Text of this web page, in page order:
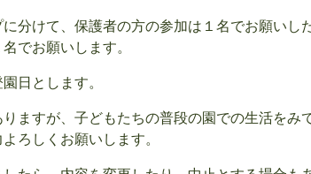
分けて、保護者の方の参加は１名でお願いし
でお願いします。
日とします。
ますが、子どもたちの普段の園での生活をみ
ろしくお願いします。